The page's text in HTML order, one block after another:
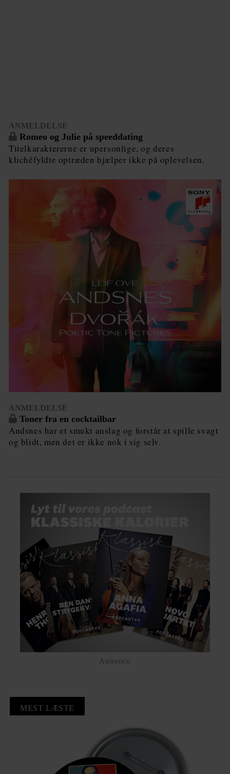
ANMELDELSE
Romeo og Julie på speeddating
Titelkaraktererne er upersonlige, og deres
klichéfyldte optræden hjælper ikke på oplevelsen.
ANMELDELSE
Toner fra en cocktailbar
Andsnes har et smukt anslag og forstår at spille svagt
og blidt, men det er ikke nok i sig selv.
Annonce
MEST LÆSTE